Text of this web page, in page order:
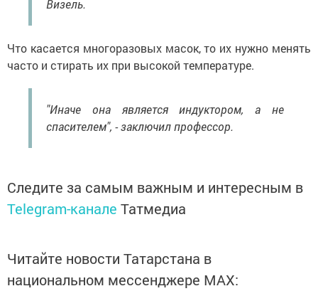
Визель.
Что касается многоразовых масок, то их нужно менять
часто и стирать их при высокой температуре.
"Иначе она является индуктором, а не
спасителем", - заключил профессор.
Следите за самым важным и интересным в
Telegram-канале Татмедиа
Читайте новости Татарстана в
национальном мессенджере MАХ: